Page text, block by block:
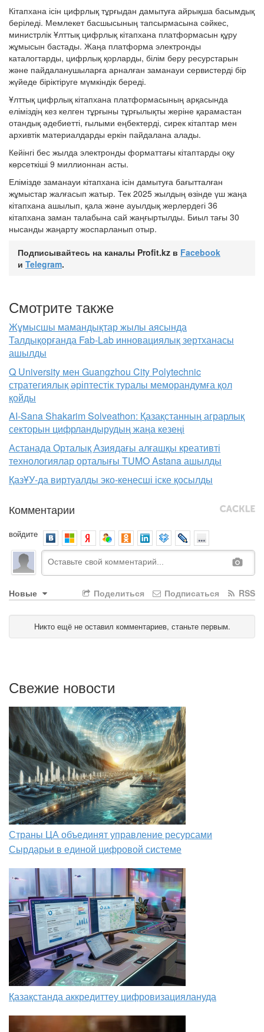
Кітапхана ісін цифрлық тұрғыдан дамытуға айрықша басымдық
беріледі. Мемлекет басшысының тапсырмасына сәйкес,
министрлік Ұлттық цифрлық кітапхана платформасын құру
жұмысын бастады. Жаңа платформа электронды
каталогтарды, цифрлық қорларды, білім беру ресурстарын
және пайдаланушыларға арналған заманауи сервистерді бір
жүйеде біріктіруге мүмкіндік береді.
Ұлттық цифрлық кітапхана платформасының арқасында
еліміздің кез келген тұрғыны тұрғылықты жеріне қарамастан
отандық әдебиетті, ғылыми еңбектерді, сирек кітаптар мен
архивтік материалдарды еркін пайдалана алады.
Кейінгі бес жылда электронды форматтағы кітаптарды оқу
көрсеткіші 9 миллионнан асты.
Елімізде заманауи кітапхана ісін дамытуға бағытталған
жұмыстар жалғасып жатыр. Тек 2025 жылдың өзінде үш жаңа
кітапхана ашылып, қала және ауылдық жерлердегі 36
кітапхана заман талабына сай жаңғыртылды. Биыл тағы 30
нысанды жаңарту жоспарланып отыр.
Подписывайтесь на каналы Profit.kz в Facebook
и Telegram.
Смотрите также
Жұмысшы мамандықтар жылы аясында
Талдықорғанда Fab-Lab инновациялық зертханасы
ашылды
Q University мен Guangzhou City Polytechnic
стратегиялық әріптестік туралы меморандумға қол
қойды
AI-Sana Shakarim Solveathon: Қазақстанның аграрлық
секторын цифрландырудың жаңа кезеңі
Астанада Орталық Азиядағы алғашқы креативті
технологиялар орталығы TUMO Astana ашылды
ҚазҰУ-да виртуалды эко-кеңесші іске қосылды
Комментарии
войдите
Новые RSS
Подписаться
Поделиться
Никто ещё не оставил комментариев, станьте первым.
Свежие новости
Страны ЦА объединят управление ресурсами
Сырдарьи в единой цифровой системе
Қазақстанда аккредиттеу цифровизациялануда